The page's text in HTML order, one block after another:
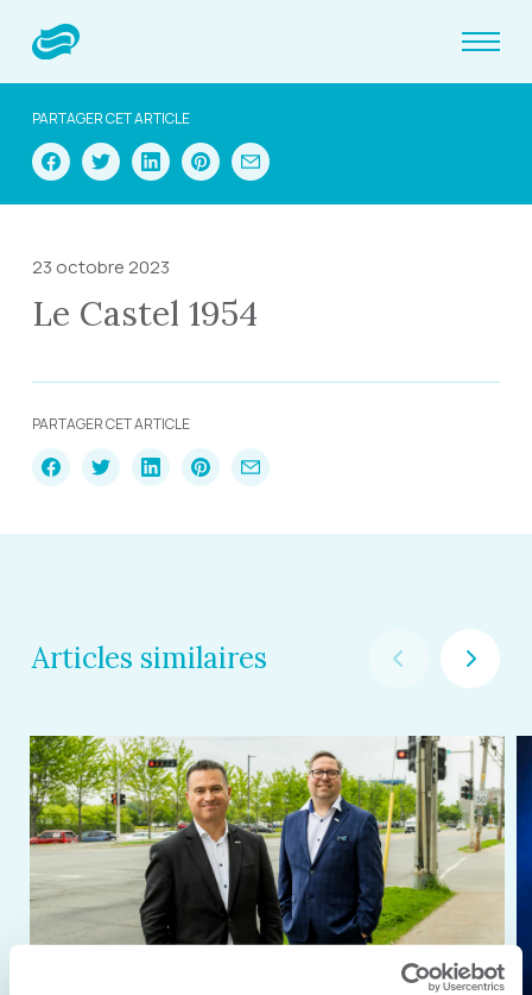
PARTAGER CET ARTICLE
23 octobre 2023
Le Castel 1954
PARTAGER CET ARTICLE
Articles similaires